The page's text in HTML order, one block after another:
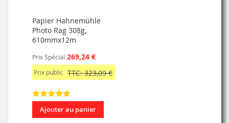
Papier Hahnemühle
Photo Rag 308g,
610mmx12m
Prix Spécial 269,24 €
Prix public TTC: 323,09 €
Ajouter au panier